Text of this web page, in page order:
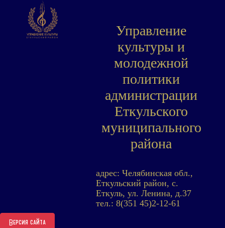
Версия сайта
Управление
культуры и
молодежной
политики
администрации
Еткульского
муниципального
района
адрес: Челябинская обл.,
Еткульский район, с.
Еткуль, ул. Ленина, д.37
тел.: 8(351 45)2-12-61